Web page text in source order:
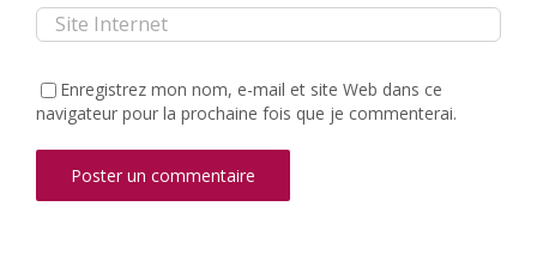
Enregistrez mon nom, e-mail et site Web dans ce
navigateur pour la prochaine fois que je commenterai.